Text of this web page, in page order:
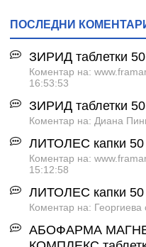
ПОСЛЕДНИ
ЗИРИД таблетки
Коментар на:
16:53:53
ЗИРИД таблетки
Коментар на: Диана
ЛИТОЛЕС капки
Коментар на:
15:12:58
ЛИТОЛЕС капки
Коментар на: Георгиева
АБОФАРМА